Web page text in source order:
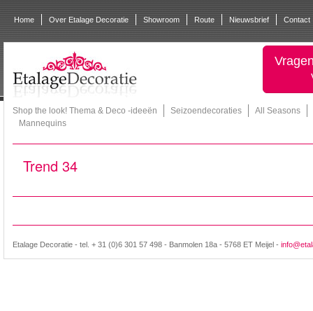
Home Over Etalage Decoratie Showroom Route Nieuwsbrief Contact
Shop the look! Thema & Deco -ideeën Seizoendecoraties
All Seasons
Mannequins
Trend 34
Etalage Decoratie - tel. + 31 (0)6 301 57 498 - Banmolen 18a - 5768 ET Meijel -